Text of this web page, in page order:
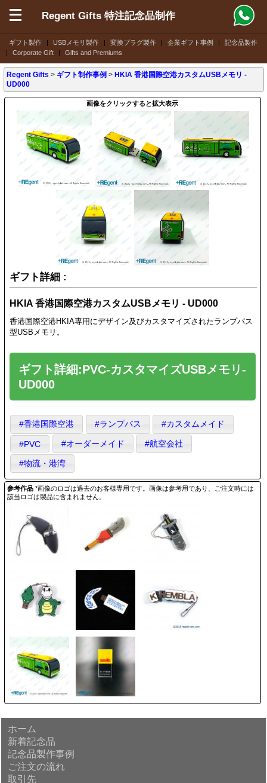
ギフト製作 | USBメモリ製作 | 変換プラグ製作 | 企業ギフト事例 |
記念品製作
|
Corporate Gift | Gifts and Premiums
Regent Gifts 特注記念品制作
Regent Gifts > ギフト制作事例 > HKIA 香港国際空港カスタムUSBメモリ -
UD000
画像をクリックすると拡大表示
ギフト詳細 :
HKIA 香港国際空港カスタムUSBメモリ - UD000
香港国際空港HKIA専用にデザイン及びカスタマイズされたランプバス
型USBメモリ。
ギフト詳細:PVC-カスタマイズUSBメモリ-
UD000
#香港国際空港 #ランプバス #カスタムメイド
#PVC #オーダーメイド #航空会社
#物流・港湾
参考作品 *画像のロゴは過去のお客様専用です。画像は参考用であり、ご注文時には
該当ロゴは製品に含まれません。
ホーム
新着記念品
記念品製作事例
ご注文の流れ
取引先